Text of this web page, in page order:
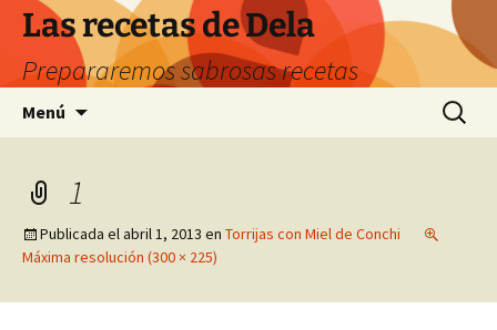
Saltar
contenido
Las recetas de Dela
Prepararemos sabrosas recetas
Menú Buscar:
1
Publicada elabril 1, 2013 en Torrijas con Miel de Conchi
Máxima resolución (300 × 225)